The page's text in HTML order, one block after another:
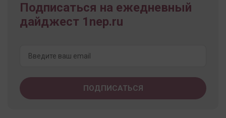
Подписаться на ежедневный
дайджест 1nep.ru